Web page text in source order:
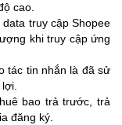
cao.
truy cập Shopee
khi truy cập ứng
tác tin nhắn là đã sử
bao trả trước, trả
đăng ký.